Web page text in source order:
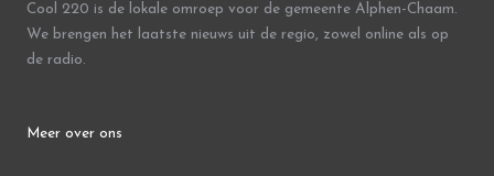
Cool 220 is de lokale omroep voor de gemeente Alphen-Chaam.
We brengen het laatste nieuws uit de regio, zowel online als op
de radio.
Meer over ons